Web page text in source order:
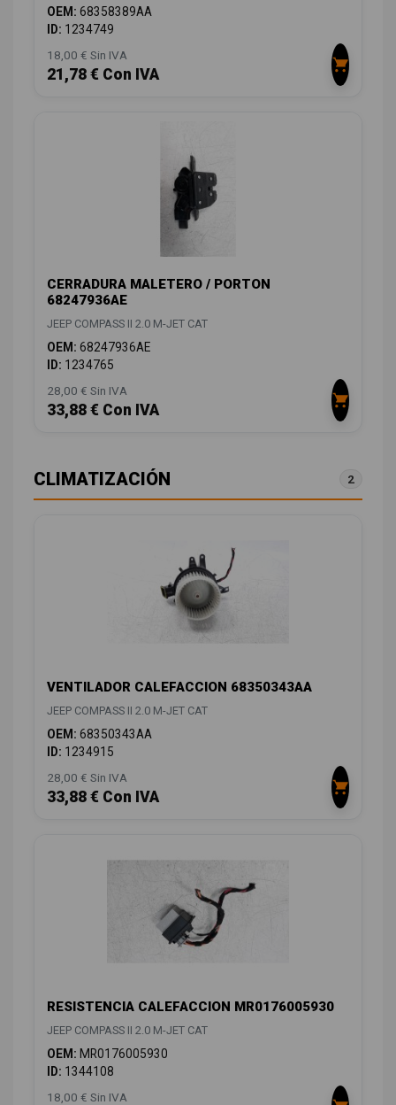
OEM: 68358389AA
ID: 1234749
18,00 € Sin IVA
21,78 € Con IVA
CERRADURA MALETERO / PORTON
68247936AE
JEEP COMPASS II 2.0 M-JET CAT
OEM: 68247936AE
ID: 1234765
28,00 € Sin IVA
33,88 € Con IVA
CLIMATIZACIÓN 2
VENTILADOR CALEFACCION 68350343AA
JEEP COMPASS II 2.0 M-JET CAT
OEM: 68350343AA
ID: 1234915
28,00 € Sin IVA
33,88 € Con IVA
RESISTENCIA CALEFACCION MR0176005930
JEEP COMPASS II 2.0 M-JET CAT
OEM: MR0176005930
ID: 1344108
18,00 € Sin IVA